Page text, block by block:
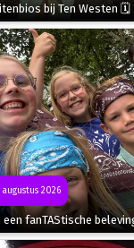
bij Ten Westen 🗓
2026
een fanTAStische